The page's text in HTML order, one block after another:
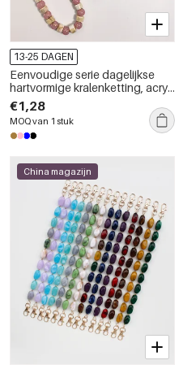
13-25 DAGEN
Eenvoudige serie dagelijkse
hartvormige kralenketting, acryl
telefoonketting
€1,28
MOQ van 1 stuk
China magazijn